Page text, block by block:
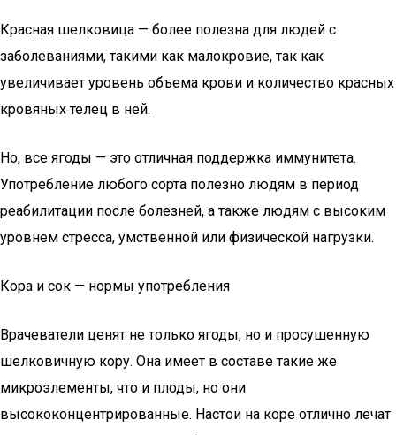
Красная шелковица — более полезна для людей с
заболеваниями, такими как малокровие, так как
увеличивает уровень объема крови и количество красных
кровяных телец в ней.
Но, все ягоды — это отличная поддержка иммунитета.
Употребление любого сорта полезно людям в период
реабилитации после болезней, а также людям с высоким
уровнем стресса, умственной или физической нагрузки.
Кора и сок — нормы употребления
Врачеватели ценят не только ягоды, но и просушенную
шелковичную кору. Она имеет в составе такие же
микроэлементы, что и плоды, но они
высококонцентрированные. Настои на коре отлично лечат